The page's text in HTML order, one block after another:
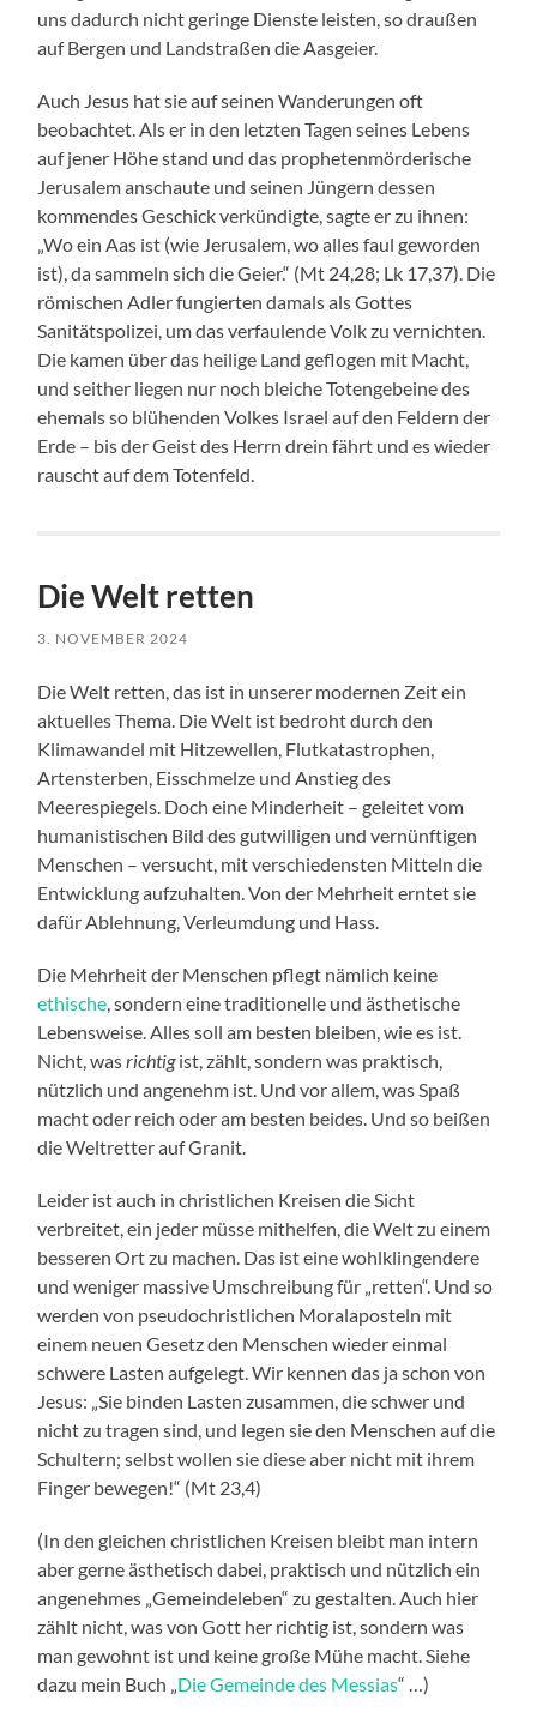
uns dadurch nicht geringe Dienste leisten, so draußen
auf Bergen und Landstraßen die Aasgeier.
Auch Jesus hat sie auf seinen Wanderungen oft
beobachtet. Als er in den letzten Tagen seines Lebens
auf jener Höhe stand und das prophetenmörderische
Jerusalem anschaute und seinen Jüngern dessen
kommendes Geschick verkündigte, sagte er zu ihnen:
„Wo ein Aas ist (wie Jerusalem, wo alles faul geworden
ist), da sammeln sich die Geier.“ (Mt 24,28; Lk 17,37). Die
römischen Adler fungierten damals als Gottes
Sanitätspolizei, um das verfaulende Volk zu vernichten.
Die kamen über das heilige Land geflogen mit Macht,
und seither liegen nur noch bleiche Totengebeine des
ehemals so blühenden Volkes Israel auf den Feldern der
Erde – bis der Geist des Herrn drein fährt und es wieder
rauscht auf dem Totenfeld.
Die Welt retten
3. NOVEMBER 2024
Die Welt retten, das ist in unserer modernen Zeit ein
aktuelles Thema. Die Welt ist bedroht durch den
Klimawandel mit Hitzewellen, Flutkatastrophen,
Artensterben, Eisschmelze und Anstieg des
Meerespiegels. Doch eine Minderheit – geleitet vom
humanistischen Bild des gutwilligen und vernünftigen
Menschen – versucht, mit verschiedensten Mitteln die
Entwicklung aufzuhalten. Von der Mehrheit erntet sie
dafür Ablehnung, Verleumdung und Hass.
Die Mehrheit der Menschen pflegt nämlich keine
ethische, sondern eine traditionelle und ästhetische
Lebensweise. Alles soll am besten bleiben, wie es ist.
Nicht, wasrichtigist, zählt, sondern was praktisch,
nützlich und angenehm ist. Und vor allem, was Spaß
macht oder reich oder am besten beides. Und so beißen
die Weltretter auf Granit.
Leider ist auch in christlichen Kreisen die Sicht
verbreitet, ein jeder müsse mithelfen, die Welt zu einem
besseren Ort zu machen. Das ist eine wohlklingendere
und weniger massive Umschreibung für „retten“. Und so
werden von pseudochristlichen Moralaposteln mit
einem neuen Gesetz den Menschen wieder einmal
schwere Lasten aufgelegt. Wir kennen das ja schon von
Jesus: „Sie binden Lasten zusammen, die schwer und
nicht zu tragen sind, und legen sie den Menschen auf die
Schultern; selbst wollen sie diese aber nicht mit ihrem
Finger bewegen!“ (Mt 23,4)
(In den gleichen christlichen Kreisen bleibt man intern
aber gerne ästhetisch dabei, praktisch und nützlich ein
angenehmes „Gemeindeleben“ zu gestalten. Auch hier
zählt nicht, was von Gott her richtig ist, sondern was
man gewohnt ist und keine große Mühe macht. Siehe
dazu mein Buch „Die Gemeinde des Messias“ …)